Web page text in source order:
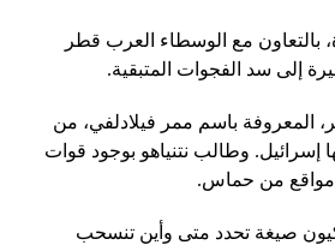
بالتعاون مع الوسطاء العرب قطر
إلى سد الفجوات المتبقية.
المعروفة باسم ممر فيلادلفي، من
إسرائيل. وطالب نتنياهو بوجود قوات
مواقع من حماس.
صيغة تحدد متى وأين تنسحب